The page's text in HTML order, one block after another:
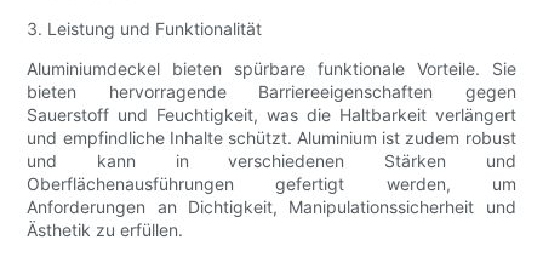
3. Leistung und Funktionalität
Aluminiumdeckel bieten spürbare funktionale Vorteile. Sie
bieten hervorragende Barriereeigenschaften gegen
Sauerstoff und Feuchtigkeit, was die Haltbarkeit verlängert
und empfindliche Inhalte schützt. Aluminium ist zudem robust
und kann in verschiedenen Stärken und
Oberflächenausführungen gefertigt werden, um
Anforderungen an Dichtigkeit, Manipulationssicherheit und
Ästhetik zu erfüllen.